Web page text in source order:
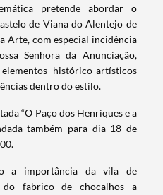
pretende abordar o
de Viana do Alentejo de
Arte, com especial incidência
Senhora da Anunciação,
histórico-artísticos
dentro do estilo.
“O Paço dos Henriques e a
também para dia 18 de
a importância da vila de
do fabrico de chocalhos a